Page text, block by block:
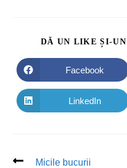
DĂ UN LIKE ȘI-
Facebook
LinkedIn
Micile bucurii